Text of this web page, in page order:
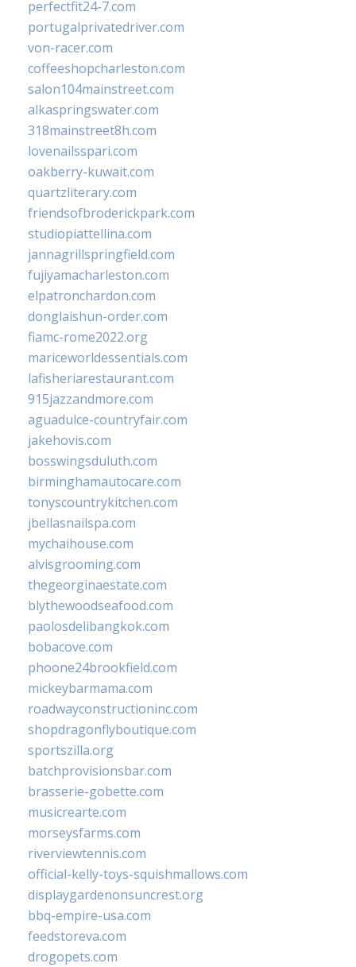
perfectfit24-7.com
portugalprivatedriver.com
von-racer.com
coffeeshopcharleston.com
salon104mainstreet.com
alkaspringswater.com
318mainstreet8h.com
lovenailsspari.com
oakberry-kuwait.com
quartzliterary.com
friendsofbroderickpark.com
studiopiattellina.com
jannagrillspringfield.com
fujiyamacharleston.com
elpatronchardon.com
donglaishun-order.com
fiamc-rome2022.org
mariceworldessentials.com
lafisheriarestaurant.com
915jazzandmore.com
aguadulce-countryfair.com
jakehovis.com
bosswingsduluth.com
birminghamautocare.com
tonyscountrykitchen.com
jbellasnailspa.com
mychaihouse.com
alvisgrooming.com
thegeorginaestate.com
blythewoodseafood.com
paolosdelibangkok.com
bobacove.com
phoone24brookfield.com
mickeybarmama.com
roadwayconstructioninc.com
shopdragonflyboutique.com
sportszilla.org
batchprovisionsbar.com
brasserie-gobette.com
musicrearte.com
morseysfarms.com
riverviewtennis.com
official-kelly-toys-squishmallows.com
displaygardenonsuncrest.org
bbq-empire-usa.com
feedstoreva.com
drogopets.com